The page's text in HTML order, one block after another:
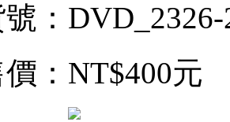
：DVD_2326-
： NT$400元